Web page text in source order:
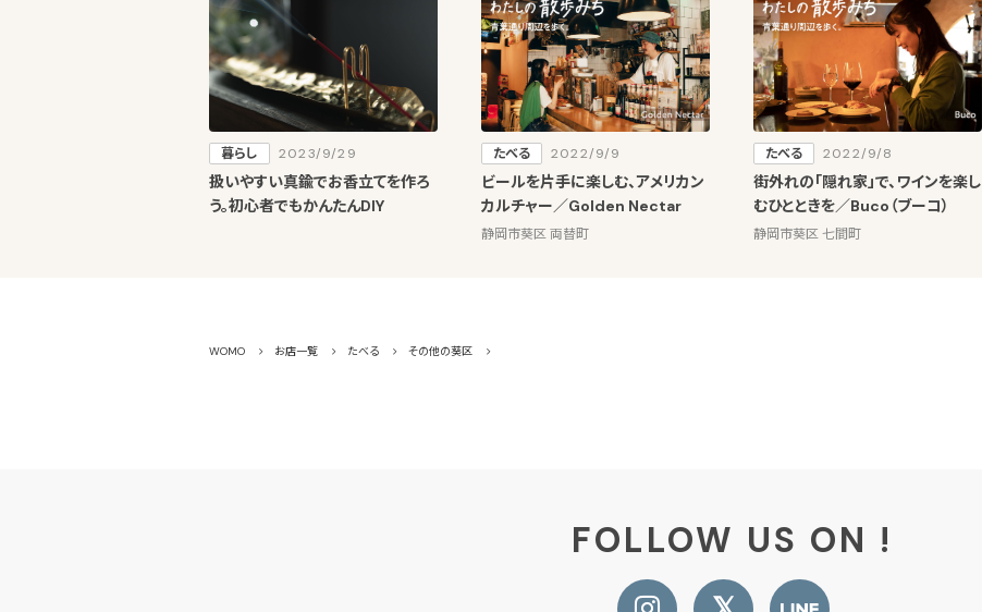
暮らし 2023/9/29
扱いやすい真鍮でお香立てを作ろ
う。初心者でもかんたんDIY
たべる 2022/9/9
ビールを片手に楽しむ、アメリカン
カルチャー／Golden Nectar
静岡市葵区 両替町
たべる 2022/9/8
街外れの「隠れ家」で、ワインを楽し
むひとときを／Buco（ブーコ）
静岡市葵区 七間町
WOMO お店一覧 たべる その他の葵区
FOLLOW US ON !